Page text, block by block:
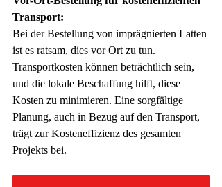
Transport:
Bei der Bestellung von imprägnierten Latten
ist es ratsam, dies vor Ort zu tun.
Transportkosten können beträchtlich sein,
und die lokale Beschaffung hilft, diese
Kosten zu minimieren. Eine sorgfältige
Planung, auch in Bezug auf den Transport,
trägt zur Kosteneffizienz des gesamten
Projekts bei.